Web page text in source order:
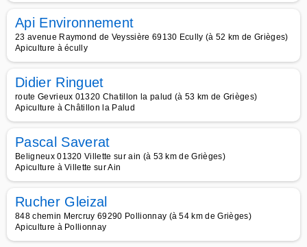
Api Environnement
23 avenue Raymond de Veyssière 69130 Ecully (à 52 km de Grièges)
Apiculture à écully
Didier Ringuet
route Gevrieux 01320 Chatillon la palud (à 53 km de Grièges)
Apiculture à Châtillon la Palud
Pascal Saverat
Beligneux 01320 Villette sur ain (à 53 km de Grièges)
Apiculture à Villette sur Ain
Rucher Gleizal
848 chemin Mercruy 69290 Pollionnay (à 54 km de Grièges)
Apiculture à Pollionnay